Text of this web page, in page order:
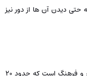
حتی دیدن آن ها از دور نیز
این خیابان بهشتی برای علاقه مندان به هنر و فرهنگ است که حدود ۲۰